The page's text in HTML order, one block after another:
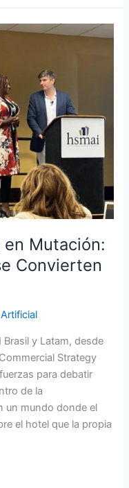
Mutación:
Convierten
Brasil y Latam, desde
Strategy
para debatir
de la
un mundo donde el
el hotel que la propia